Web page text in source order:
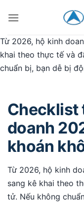
Từ 2026, hộ kinh
khai theo thực tế và
chuẩn bị, bạn dễ bị
Checklist
doanh
khoán
Từ 2026, hộ kinh
sang kê khai theo
tử. Nếu không